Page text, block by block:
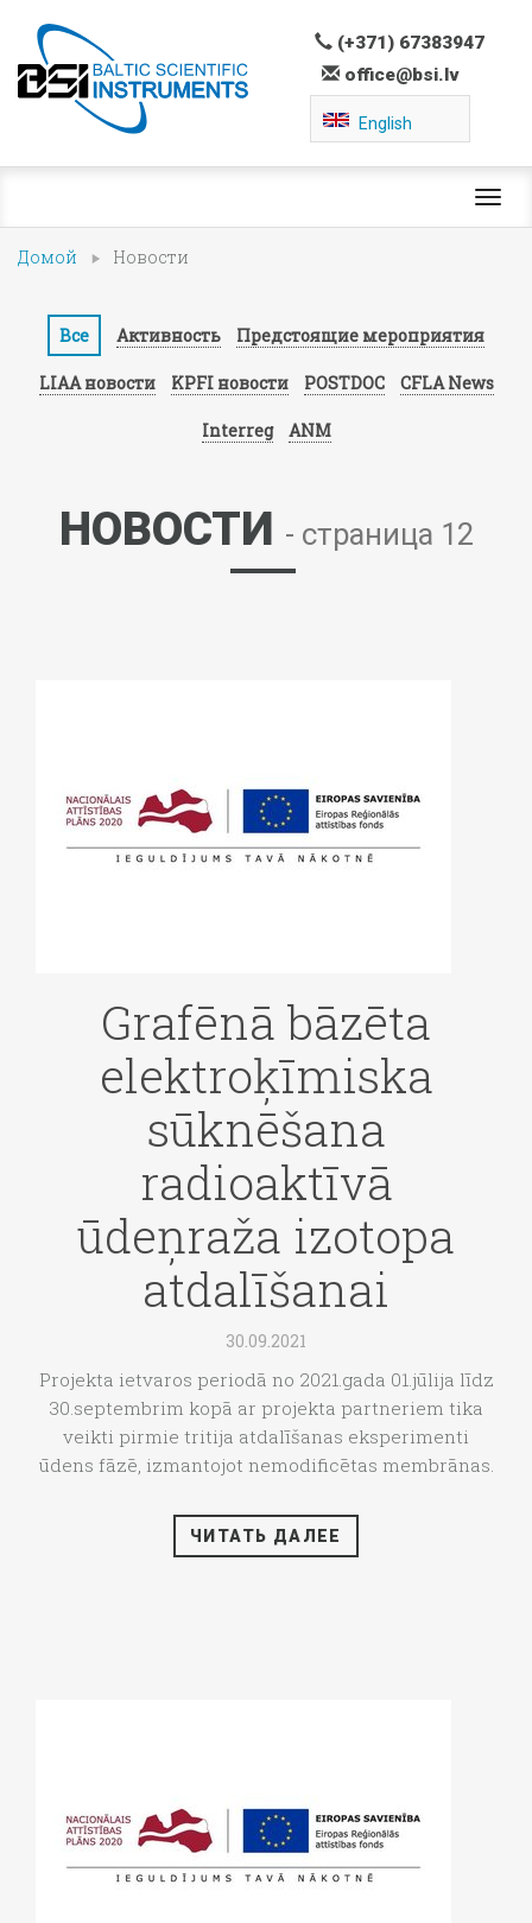
(+371) 67383947
office@bsi.lv
English
Домой Новости
Все Активность Предстоящие мероприятия
LIAA новости KPFI новости POSTDOC CFLA News
Interreg ANM
НОВОСТИ - страница 12
Grafēnā bāzēta
elektroķīmiska
sūknēšana
radioaktīvā
ūdeņraža izotopa
atdalīšanai
30.09.2021
Projekta ietvaros periodā no 2021.gada 01.jūlija līdz
30.septembrim kopā ar projekta partneriem tika
veikti pirmie tritija atdalīšanas eksperimenti
ūdens fāzē, izmantojot nemodificētas membrānas.
ЧИТАТЬ ДАЛЕЕ